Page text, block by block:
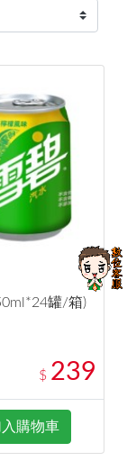
湯類/湯塊
麵條/快煮麵/米粉
點心罐
堅果/海苔
碳酸/礦泉水
機能飲料
箱購飲料
▶保健品牌推薦
沖調穀粉/隨手包
奶茶/花草茶
黑糖桂圓/蜂蜜醋
可可/糖/奶精
電池/延長線
修繕/五金/祭祀
衛浴/毛巾
箱購免運區
漂白水/柔軟精
居家清潔/除濕芳
成人紙尿褲
快煮壺/烘碗機
手機/平板周邊
玩具/擺設小物
測量/護具/其他
男/女/機能包
居家/汽百用品
這夏不怕熱
罐/箱)
$ 239
入購物車